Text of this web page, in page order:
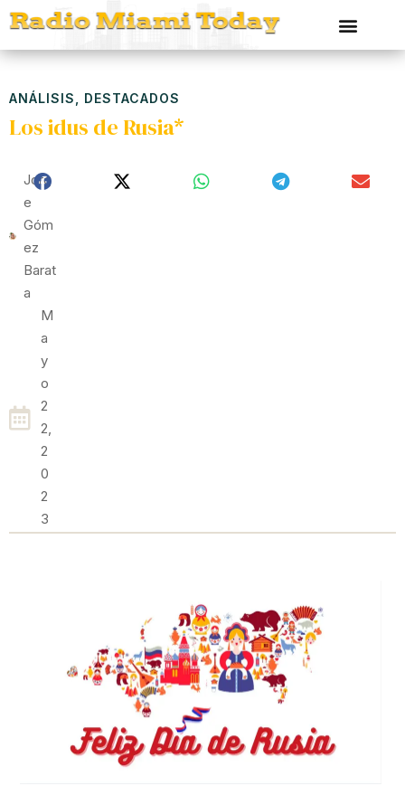
ANÁLISIS DESTACADOS
Los idus de Rusia*
Jorg
E
Góm
Ez
Barat
A
M
A
Y
O
2
2,
2
0
2
3